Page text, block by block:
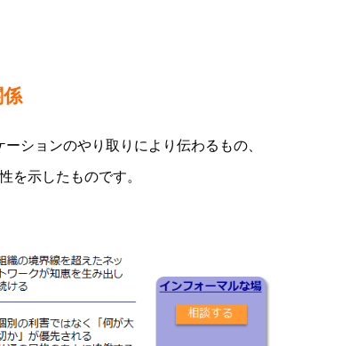
ションのやり取りにより伝わるもの、
を示したものです。